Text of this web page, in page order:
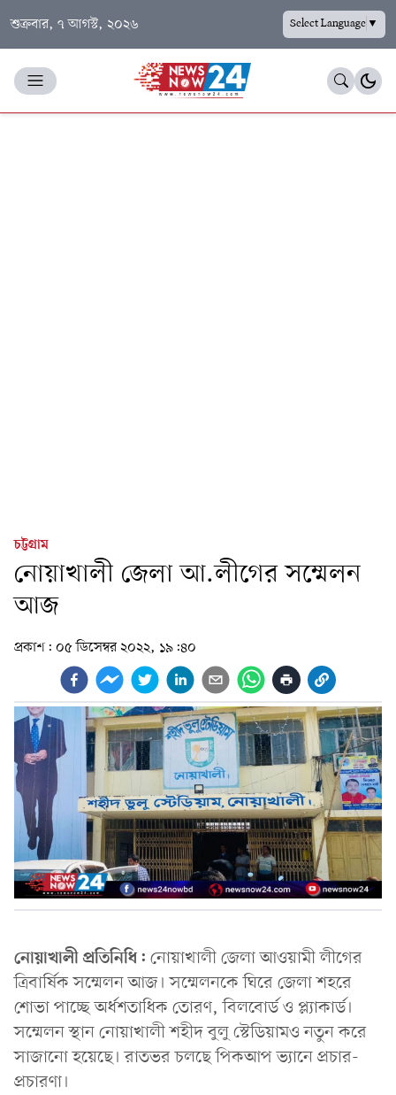
শুক্রবার, ৭ আগস্ট, ২০২৬ Select Language▼
চট্টগ্রাম
নোয়াখালী জেলা আ.লীগের সম্মেলন
আজ
প্রকাশ: ০৫ ডিসেম্বর ২০২২, ১৯:৪০
নোয়াখালী প্রতিনিধি: নোয়াখালী জেলা আওয়ামী লীগের
ত্রিবার্ষিক সম্মেলন আজ। সম্মেলনকে ঘিরে জেলা শহরে
শোভা পাচ্ছে অর্ধশতাধিক তোরণ, বিলবোর্ড ও প্ল্যাকার্ড।
সম্মেলন স্থান নোয়াখালী শহীদ বুলু স্টেডিয়ামও নতুন করে
সাজানো হয়েছে। রাতভর চলছে পিকআপ ভ্যানে প্রচার-
প্রচারণা।